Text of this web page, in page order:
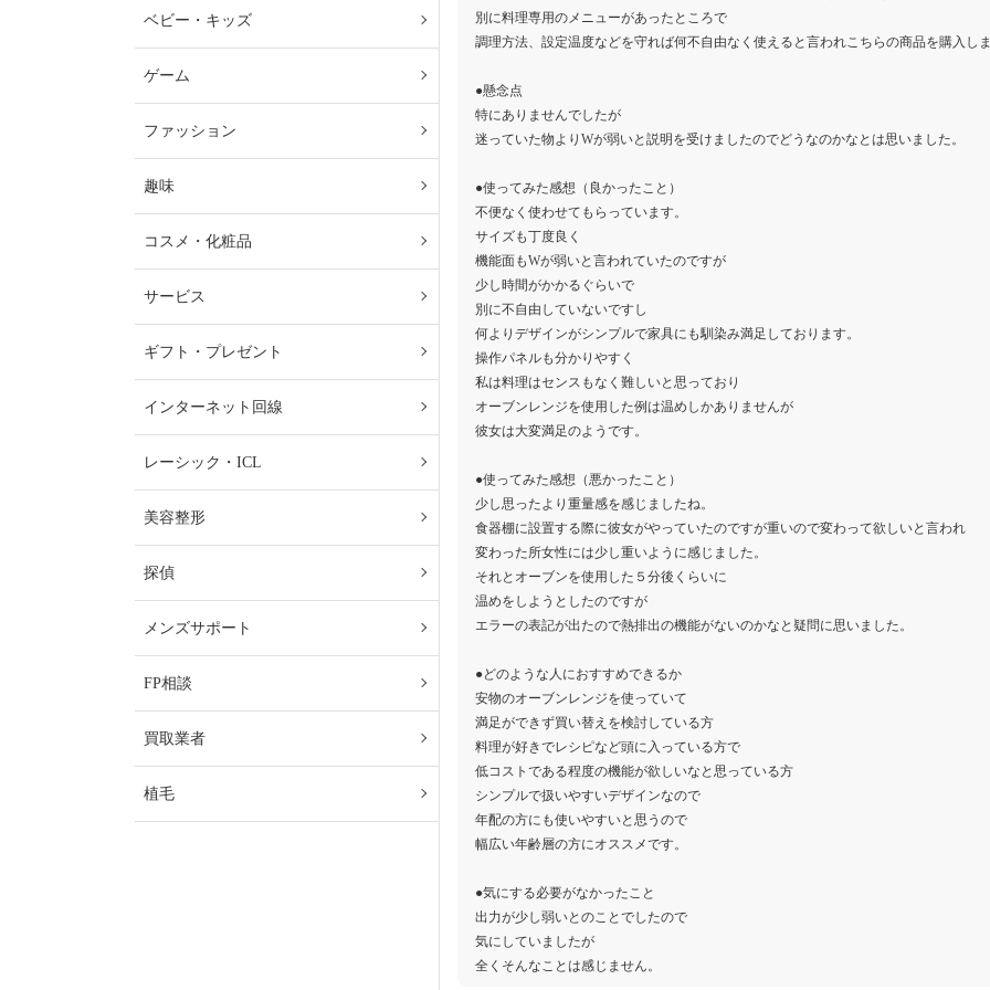
別に料理専用のメニューがあったところで
調理方法、設定温度などを守れば何不自由なく使えると言われこちらの商品を購入し
●懸念点
特にありませんでしたが
迷っていた物よりWが弱いと説明を受けましたのでどうなのかなとは思いました。
●使ってみた感想（良かったこと）
不便なく使わせてもらっています。
サイズも丁度良く
機能面もWが弱いと言われていたのですが
少し時間がかかるぐらいで
別に不自由していないですし
何よりデザインがシンプルで家具にも馴染み満足しております。
操作パネルも分かりやすく
私は料理はセンスもなく難しいと思っており
オーブンレンジを使用した例は温めしかありませんが
彼女は大変満足のようです。
●使ってみた感想（悪かったこと）
少し思ったより重量感を感じましたね。
食器棚に設置する際に彼女がやっていたのですが重いので変わって欲しいと言われ
変わった所女性には少し重いように感じました。
それとオーブンを使用した５分後くらいに
温めをしようとしたのですが
エラーの表記が出たので熱排出の機能がないのかなと疑問に思いました。
●どのような人におすすめできるか
安物のオーブンレンジを使っていて
満足ができず買い替えを検討している方
料理が好きでレシピなど頭に入っている方で
低コストである程度の機能が欲しいなと思っている方
シンプルで扱いやすいデザインなので
年配の方にも使いやすいと思うので
幅広い年齢層の方にオススメです。
●気にする必要がなかったこと
出力が少し弱いとのことでしたので
気にしていましたが
全くそんなことは感じません。
ベビー・キッズ
ゲーム
ファッション
趣味
コスメ・化粧品
サービス
ギフト・プレゼント
インターネット回線
レーシック・ICL
美容整形
探偵
メンズサポート
FP相談
買取業者
植毛